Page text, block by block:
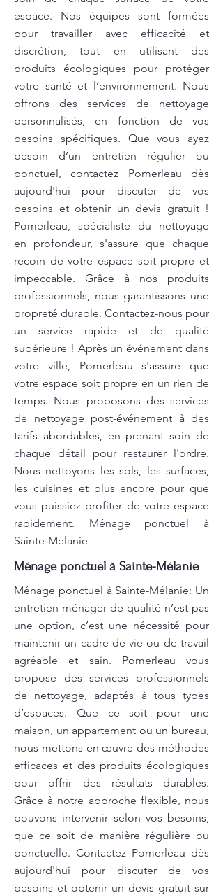
espace. Nos équipes sont formées
pour travailler avec efficacité et
discrétion, tout en utilisant des
produits écologiques pour protéger
votre santé et l’environnement. Nous
offrons des services de nettoyage
personnalisés, en fonction de vos
besoins spécifiques. Que vous ayez
besoin d’un entretien régulier ou
ponctuel, contactez Pomerleau dès
aujourd'hui pour discuter de vos
besoins et obtenir un devis gratuit !
Pomerleau, spécialiste du nettoyage
en profondeur, s'assure que chaque
recoin de votre espace soit propre et
impeccable. Grâce à nos produits
professionnels, nous garantissons une
propreté durable. Contactez-nous pour
un service rapide et de qualité
supérieure ! Après un événement dans
votre ville, Pomerleau s'assure que
votre espace soit propre en un rien de
temps. Nous proposons des services
de nettoyage post-événement à des
tarifs abordables, en prenant soin de
chaque détail pour restaurer l'ordre.
Nous nettoyons les sols, les surfaces,
les cuisines et plus encore pour que
vous puissiez profiter de votre espace
rapidement. Ménage ponctuel à
Sainte-Mélanie
Ménage ponctuel à Sainte-Mélanie
Ménage ponctuel à Sainte-Mélanie: Un
entretien ménager de qualité n’est pas
une option, c’est une nécessité pour
maintenir un cadre de vie ou de travail
agréable et sain. Pomerleau vous
propose des services professionnels
de nettoyage, adaptés à tous types
d’espaces. Que ce soit pour une
maison, un appartement ou un bureau,
nous mettons en œuvre des méthodes
efficaces et des produits écologiques
pour offrir des résultats durables.
Grâce à notre approche flexible, nous
pouvons intervenir selon vos besoins,
que ce soit de manière régulière ou
ponctuelle. Contactez Pomerleau dès
aujourd'hui pour discuter de vos
besoins et obtenir un devis gratuit sur